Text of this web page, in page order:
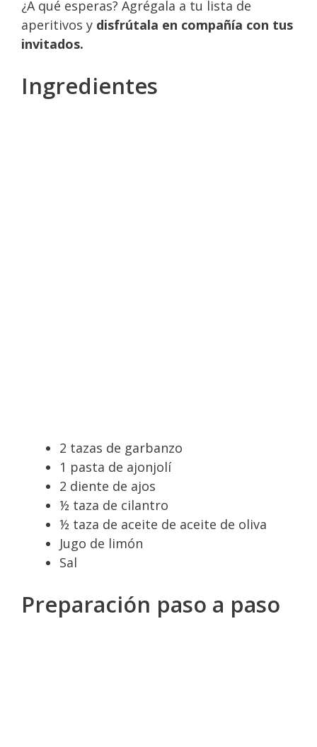
¿A qué esperas? Agrégala a tu lista de
aperitivos y disfrútala en compañía con tus
invitados.
Ingredientes
2 tazas de garbanzo
1 pasta de ajonjolí
2 diente de ajos
½ taza de cilantro
½ taza de aceite de aceite de oliva
Jugo de limón
Sal
Preparación paso a paso